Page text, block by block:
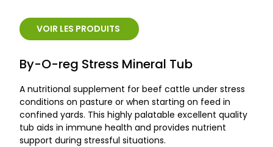
VOIR LES PRODUITS
By-O-reg Stress Mineral Tub
A nutritional supplement for beef cattle under stress
conditions on pasture or when starting on feed in
confined yards. This highly palatable excellent quality
tub aids in immune health and provides nutrient
support during stressful situations.